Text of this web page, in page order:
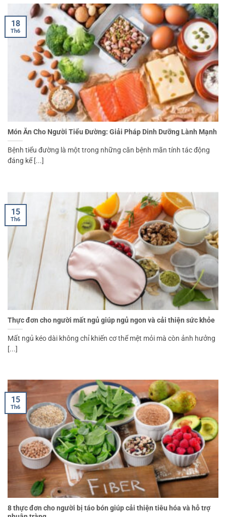
Món Ăn Cho Người Tiểu Đường: Giải Pháp Dinh Dưỡng Lành Mạnh
Bệnh tiểu đường là một trong những căn bệnh mãn tính tác động
đáng kể [...]
18
Th6
Thực đơn cho người mất ngủ giúp ngủ ngon và cải thiện sức khỏe
Mất ngủ kéo dài không chỉ khiến cơ thể mệt mỏi mà còn ảnh hưởng
[...]
15
Th6
8 thực đơn cho người bị táo bón giúp cải thiện tiêu hóa và hỗ trợ
15
Th6